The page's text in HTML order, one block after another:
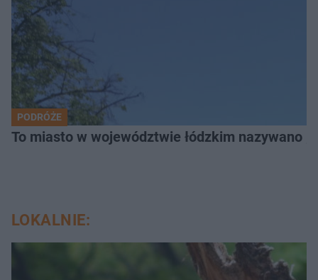
PODRÓŻE
To miasto w województwie łódzkim nazywano
LOKALNIE: